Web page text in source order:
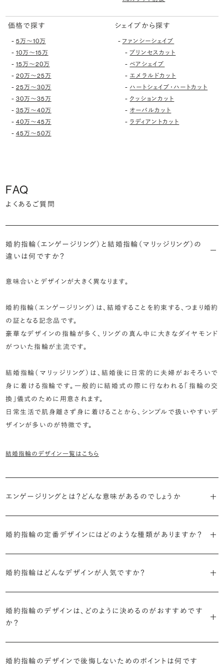
価格で探す
- 5万〜10万
- 10万〜15万
- 15万〜20万
- 20万〜25万
- 25万〜30万
- 30万〜35万
- 35万〜40万
- 40万〜45万
- 45万〜50万
シェイプから探す
- ファンシーシェイプ
-プリンセスカット
- ペアシェイプ
- エメラルドカット
- ハートシェイプ・ハートカット
- クッションカット
- オーバルカット
- ラディアントカット
FAQ
よくあるご質問
婚約指輪（エンゲージリング）と結婚指輪（マリッジリング）の
違いは何ですか？
意味合いとデザインが大きく異なります。
婚約指輪（エンゲージリング）は、結婚することを約束する、つまり婚約
の証となる記念品です。
豪華なデザインの指輪が多く、リングの真ん中に大きなダイヤモンド
がついた指輪が主流です。
結婚指輪（マリッジリング）は、結婚後に日常的に夫婦がおそろいで
身に着ける指輪です。一般的に結婚式の際に行なわれる「指輪の交
換」儀式のために用意されます。
日常生活で肌身離さず身に着けることから、シンプルで扱いやすいデ
ザインが多いのが特徴です。
結婚指輪のデザイン一覧はこちら
エンゲージリングとは？どんな意味があるのでしょうか
リング」は婚約指輪の別名です。
Ring（エンゲージメントリング）と呼ばれます。
婚約指輪の定番デザインにはどのような種類がありますか？
リリアンスプラスでも不動の人気を誇ります。
婚約指輪はどんなデザインが人気ですか？
に留めた王道のデザイン「ソリティア」です。
婚約指輪のデザインは、どのように決めるのがおすすめです
か？
す。
婚約指輪のデザインで後悔しないためのポイントは何です